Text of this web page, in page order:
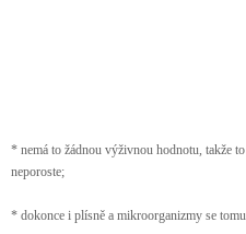
* nemá to žádnou výživnou hodnotu, takže
neporoste;
* dokonce i plísně a mikroorganizmy se